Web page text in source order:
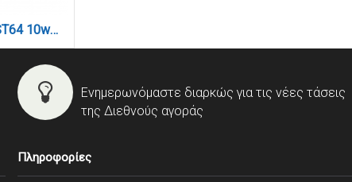
E27 LED Filament ST64 10watt (7.27.10.26.2)
Ενημερωνόμαστε διαρκώς για τις νέες τάσεις
της Διεθνούς αγοράς
Πληροφορίες